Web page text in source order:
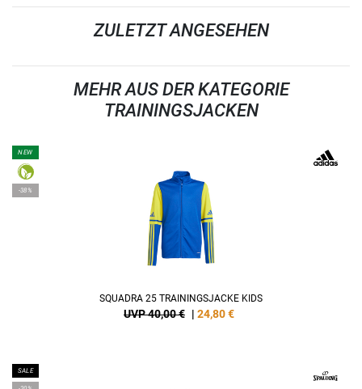
ZULETZT ANGESEHEN
MEHR AUS DER KATEGORIE
TRAININGSJACKEN
NEW
-38%
SQUADRA 25 TRAININGSJACKE KIDS
UVP 40,00 € | 24,80€
SALE